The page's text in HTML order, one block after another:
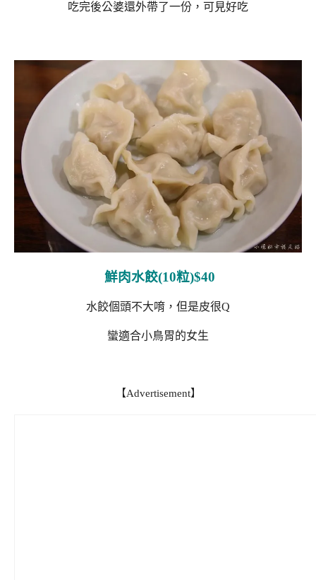
吃完後公婆還外帶了一份，可見好吃
鮮肉水餃(10粒)$40
水餃個頭不大唷，但是皮很Q
蠻適合小鳥胃的女生
【Advertisement】